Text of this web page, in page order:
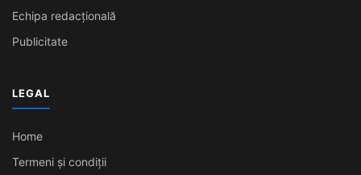
Echipa redacțională
Publicitate
LEGAL
Home
Termeni și condiții